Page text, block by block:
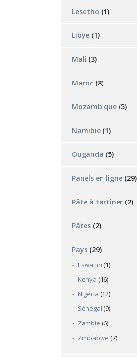
Lesotho (1)
Libye (1)
Mali (3)
Maroc (8)
Mozambique (5)
Namibie (1)
Ouganda (5)
Panels en ligne (29)
Pâte à tartiner (2)
Pâtes (2)
Pays (29)
Eswatini (1)
Kenya (16)
Nigéria (12)
Sénégal (9)
Zambie (6)
Zimbabwe (7)